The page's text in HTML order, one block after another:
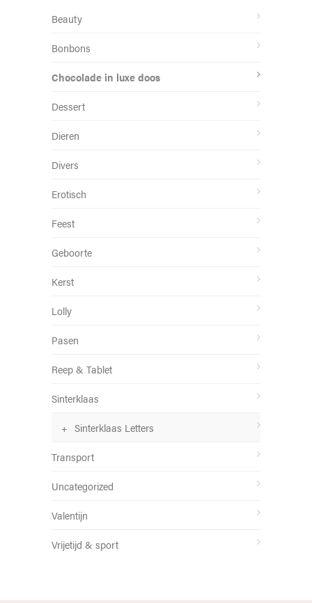
Beauty
Bonbons
Chocolade in luxe doos
Dessert
Dieren
Divers
Erotisch
Feest
Geboorte
Kerst
Lolly
Pasen
Reep & Tablet
Sinterklaas
Sinterklaas Letters
Transport
Uncategorized
Valentijn
Vrijetijd & sport